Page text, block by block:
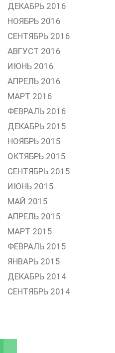
ДЕКАБРЬ 2016
НОЯБРЬ 2016
СЕНТЯБРЬ 2016
АВГУСТ 2016
ИЮНЬ 2016
АПРЕЛЬ 2016
МАРТ 2016
ФЕВРАЛЬ 2016
ДЕКАБРЬ 2015
НОЯБРЬ 2015
ОКТЯБРЬ 2015
СЕНТЯБРЬ 2015
ИЮНЬ 2015
МАЙ 2015
АПРЕЛЬ 2015
МАРТ 2015
ФЕВРАЛЬ 2015
ЯНВАРЬ 2015
ДЕКАБРЬ 2014
СЕНТЯБРЬ 2014